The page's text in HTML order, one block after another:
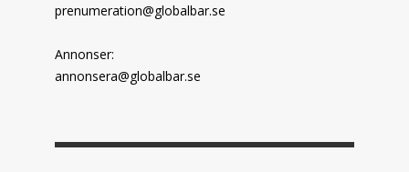
prenumeration@globalbar.se
Annonser:
annonsera@globalbar.se